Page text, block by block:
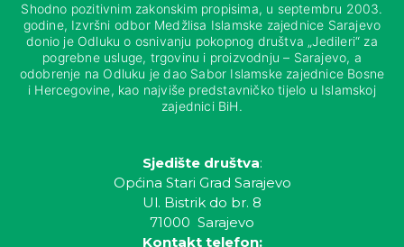
Shodno pozitivnim zakonskim propisima, u septembru 2003.
godine, Izvršni odbor Medžlisa Islamske zajednice Sarajevo
donio je Odluku o osnivanju pokopnog društva „Jedileri“ za
pogrebne usluge, trgovinu i proizvodnju – Sarajevo, a
odobrenje na Odluku je dao Sabor Islamske zajednice Bosne
i Hercegovine, kao najviše predstavničko tijelo u Islamskoj
zajednici BiH.
Sjedište društva:
Općina Stari Grad Sarajevo
Ul. Bistrik do br. 8
71000 Sarajevo
Kontakt telefon: